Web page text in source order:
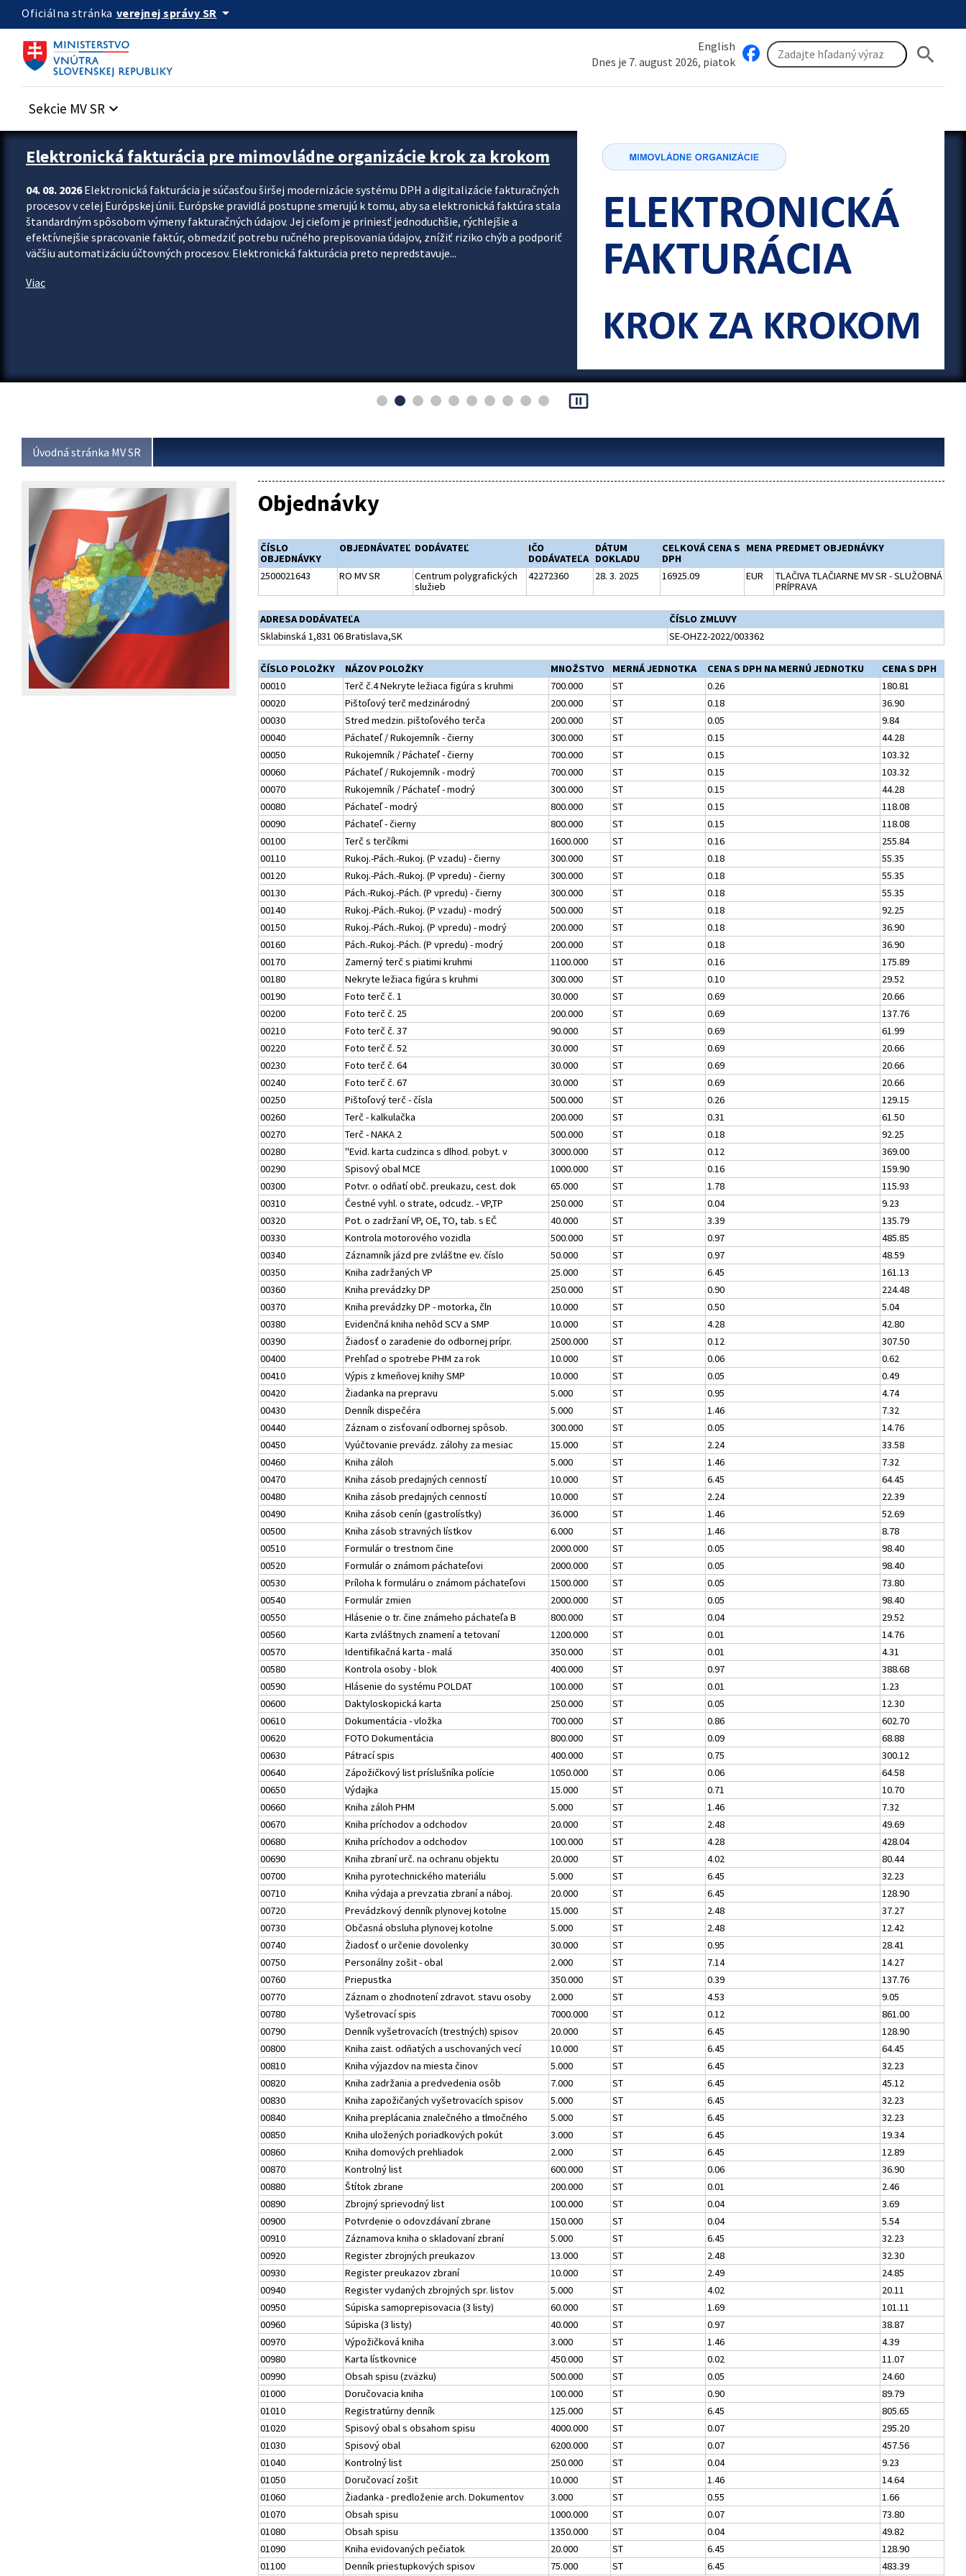
Preskocit na hlavný obsah
Oficiálna stránka verejnej správy SR arrow_drop_down
English
Dnes je 7. august 2026, piatok
search
Sekcie MV SR keyboard_arrow_down
Zastavit automatický posun upútavok
Elektronická fakturácia pre mimovládne organizácie krok za krokom
04. 08. 2026Elektronická fakturácia je súčasťou širšej modernizácie systému DPH a digitalizácie fakturačných
procesov v celej Európskej únii. Európske pravidlá postupne smerujú k tomu, aby sa elektronická faktúra stala
štandardným spôsobom výmeny fakturačných údajov. Jej cieľom je priniesť jednoduchšie, rýchlejšie a
efektívnejšie spracovanie faktúr, obmedziť potrebu ručného prepisovania údajov, znížiť riziko chýb a podporiť
väčšiu automatizáciu účtovných procesov. Elektronická fakturácia preto nepredstavuje...
Viac
pause_presentation
Úvodná stránka MV SR
Objednávky
ČÍSLO
OBJEDNÁVKY
OBJEDNÁVATEĽ DODÁVATEĽ
IČO
DODÁVATEĽA
DÁTUM
DOKLADU
CELKOVÁ CENA S
DPH
MENA PREDMET OBJEDNÁVKY
2500021643 RO MV SR
Centrum polygrafických
služieb
42272360 28. 3. 2025 16925.09 EUR
TLAČIVA TLAČIARNE MV SR - SLUŽOBNÁ
PRÍPRAVA
ADRESA DODÁVATEĽA
ČÍSLO ZMLUVY
Sklabinská 1,831 06 Bratislava,SK
SE-OHZ2-2022/003362
ČÍSLO POLOŽKY NÁZOV POLOŽKY MNOŽSTVO MERNÁ JEDNOTKA CENA S DPH NA MERNÚ JEDNOTKU
CENA S DPH
00010
Terč č.4 Nekryte ležiaca figúra s kruhmi 700.000 ST 0.26
180.81
00020
Pištoľový terč medzinárodný 200.000 ST 0.18
36.90
00030
Stred medzin. pištoľového terča 200.000 ST 0.05
9.84
00040
Páchateľ / Rukojemník - čierny 300.000 ST 0.15
44.28
00050
Rukojemník / Páchateľ - čierny 700.000 ST 0.15
103.32
00060
Páchateľ / Rukojemník - modrý 700.000 ST 0.15
103.32
00070
Rukojemník / Páchateľ - modrý 300.000 ST 0.15
44.28
00080
Páchateľ - modrý 800.000 ST 0.15
118.08
00090
Páchateľ - čierny 800.000 ST 0.15
118.08
00100
Terč s terčíkmi 1600.000 ST 0.16
255.84
00110
Rukoj.-Pách.-Rukoj. (P vzadu) - čierny 300.000 ST 0.18
55.35
00120
Rukoj.-Pách.-Rukoj. (P vpredu) - čierny 300.000 ST 0.18
55.35
00130
Pách.-Rukoj.-Pách. (P vpredu) - čierny 300.000 ST 0.18
55.35
00140
Rukoj.-Pách.-Rukoj. (P vzadu) - modrý 500.000 ST 0.18
92.25
00150
Rukoj.-Pách.-Rukoj. (P vpredu) - modrý 200.000 ST 0.18
36.90
00160
Pách.-Rukoj.-Pách. (P vpredu) - modrý 200.000 ST 0.18
36.90
00170
Zamerný terč s piatimi kruhmi 1100.000 ST 0.16
175.89
00180
Nekryte ležiaca figúra s kruhmi 300.000 ST 0.10
29.52
00190
Foto terč č. 1 30.000 ST 0.69
20.66
00200
Foto terč č. 25 200.000 ST 0.69
137.76
00210
Foto terč č. 37 90.000 ST 0.69
61.99
00220
Foto terč č. 52 30.000 ST 0.69
20.66
00230
Foto terč č. 64 30.000 ST 0.69
20.66
00240
Foto terč č. 67 30.000 ST 0.69
20.66
00250
Pištoľový terč - čísla 500.000 ST 0.26
129.15
00260
Terč - kalkulačka 200.000 ST 0.31
61.50
00270
Terč - NAKA 2 500.000 ST 0.18
92.25
00280
"Evid. karta cudzinca s dlhod. pobyt. v 3000.000 ST 0.12
369.00
00290
Spisový obal MCE 1000.000 ST 0.16
159.90
00300
Potvr. o odňatí obč. preukazu, cest. dok 65.000 ST 1.78
115.93
00310
Čestné vyhl. o strate, odcudz. - VP,TP 250.000 ST 0.04
9.23
00320
Pot. o zadržaní VP, OE, TO, tab. s EČ 40.000 ST 3.39
135.79
00330
Kontrola motorového vozidla 500.000 ST 0.97
485.85
00340
Záznamník jázd pre zvláštne ev. číslo 50.000 ST 0.97
48.59
00350
Kniha zadržaných VP 25.000 ST 6.45
161.13
00360
Kniha prevádzky DP 250.000 ST 0.90
224.48
00370
Kniha prevádzky DP - motorka, čln 10.000 ST 0.50
5.04
00380
Evidenčná kniha nehôd SCV a SMP 10.000 ST 4.28
42.80
00390
Žiadosť o zaradenie do odbornej prípr. 2500.000 ST 0.12
307.50
00400
Prehľad o spotrebe PHM za rok 10.000 ST 0.06
0.62
00410
Výpis z kmeňovej knihy SMP 10.000 ST 0.05
0.49
00420
Žiadanka na prepravu 5.000 ST 0.95
4.74
00430
Denník dispečéra 5.000 ST 1.46
7.32
00440
Záznam o zisťovaní odbornej spôsob. 300.000 ST 0.05
14.76
00450
Vyúčtovanie prevádz. zálohy za mesiac 15.000 ST 2.24
33.58
00460
Kniha záloh 5.000 ST 1.46
7.32
00470
Kniha zásob predajných cenností 10.000 ST 6.45
64.45
00480
Kniha zásob predajných cenností 10.000 ST 2.24
22.39
00490
Kniha zásob cenín (gastrolístky) 36.000 ST 1.46
52.69
00500
Kniha zásob stravných lístkov 6.000 ST 1.46
8.78
00510
Formulár o trestnom čine 2000.000 ST 0.05
98.40
00520
Formulár o známom páchateľovi 2000.000 ST 0.05
98.40
00530
Príloha k formuláru o známom páchateľovi 1500.000 ST 0.05
73.80
00540
Formulár zmien 2000.000 ST 0.05
98.40
00550
Hlásenie o tr. čine známeho páchateľa B 800.000 ST 0.04
29.52
00560
Karta zvláštnych znamení a tetovaní 1200.000 ST 0.01
14.76
00570
Identifikačná karta - malá 350.000 ST 0.01
4.31
00580
Kontrola osoby - blok 400.000 ST 0.97
388.68
00590
Hlásenie do systému POLDAT 100.000 ST 0.01
1.23
00600
Daktyloskopická karta 250.000 ST 0.05
12.30
00610
Dokumentácia - vložka 700.000 ST 0.86
602.70
00620
FOTO Dokumentácia 800.000 ST 0.09
68.88
00630
Pátrací spis 400.000 ST 0.75
300.12
00640
Zápožičkový list príslušníka polície 1050.000 ST 0.06
64.58
00650
Výdajka 15.000 ST 0.71
10.70
00660
Kniha záloh PHM 5.000 ST 1.46
7.32
00670
Kniha príchodov a odchodov 20.000 ST 2.48
49.69
00680
Kniha príchodov a odchodov 100.000 ST 4.28
428.04
00690
Kniha zbraní urč. na ochranu objektu 20.000 ST 4.02
80.44
00700
Kniha pyrotechnického materiálu 5.000 ST 6.45
32.23
00710
Kniha výdaja a prevzatia zbraní a náboj. 20.000 ST 6.45
128.90
00720
Prevádzkový denník plynovej kotolne 15.000 ST 2.48
37.27
00730
Občasná obsluha plynovej kotolne 5.000 ST 2.48
12.42
00740
Žiadosť o určenie dovolenky 30.000 ST 0.95
28.41
00750
Personálny zošit - obal 2.000 ST 7.14
14.27
00760
Priepustka 350.000 ST 0.39
137.76
00770
Záznam o zhodnotení zdravot. stavu osoby 2.000 ST 4.53
9.05
00780
Vyšetrovací spis 7000.000 ST 0.12
861.00
00790
Denník vyšetrovacích (trestných) spisov 20.000 ST 6.45
128.90
00800
Kniha zaist. odňatých a uschovaných vecí 10.000 ST 6.45
64.45
00810
Kniha výjazdov na miesta činov 5.000 ST 6.45
32.23
00820
Kniha zadržania a predvedenia osôb 7.000 ST 6.45
45.12
00830
Kniha zapožičaných vyšetrovacích spisov 5.000 ST 6.45
32.23
00840
Kniha preplácania znalečného a tlmočného 5.000 ST 6.45
32.23
00850
Kniha uložených poriadkových pokút 3.000 ST 6.45
19.34
00860
Kniha domových prehliadok 2.000 ST 6.45
12.89
00870
Kontrolný list 600.000 ST 0.06
36.90
00880
Štítok zbrane 200.000 ST 0.01
2.46
00890
Zbrojný sprievodný list 100.000 ST 0.04
3.69
00900
Potvrdenie o odovzdávaní zbrane 150.000 ST 0.04
5.54
00910
Záznamova kniha o skladovaní zbraní 5.000 ST 6.45
32.23
00920
Register zbrojných preukazov 13.000 ST 2.48
32.30
00930
Register preukazov zbraní 10.000 ST 2.49
24.85
00940
Register vydaných zbrojných spr. listov 5.000 ST 4.02
20.11
00950
Súpiska samoprepisovacia (3 listy) 60.000 ST 1.69
101.11
00960
Súpiska (3 listy) 40.000 ST 0.97
38.87
00970
Výpožičková kniha 3.000 ST 1.46
4.39
00980
Karta lístkovnice 450.000 ST 0.02
11.07
00990
Obsah spisu (zväzku) 500.000 ST 0.05
24.60
01000
Doručovacia kniha 100.000 ST 0.90
89.79
01010
Registratúrny denník 125.000 ST 6.45
805.65
01020
Spisový obal s obsahom spisu 4000.000 ST 0.07
295.20
01030
Spisový obal 6200.000 ST 0.07
457.56
01040
Kontrolný list 250.000 ST 0.04
9.23
01050
Doručovací zošit 10.000 ST 1.46
14.64
01060
Žiadanka - predloženie arch. Dokumentov 3.000 ST 0.55
1.66
01070
Obsah spisu 1000.000 ST 0.07
73.80
01080
Obsah spisu 1350.000 ST 0.04
49.82
01090
Kniha evidovaných pečiatok 20.000 ST 6.45
128.90
01100
Denník priestupkových spisov 75.000 ST 6.45 483.39